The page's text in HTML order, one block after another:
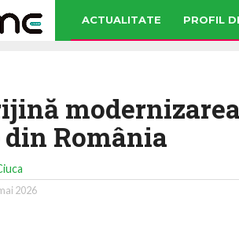
ACTUALITATE PROFIL
România
2026